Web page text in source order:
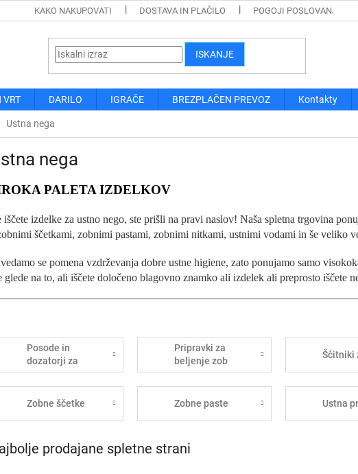
KAKO NAKUPOVATI DOSTAVA IN PLAČILO POGOJI POSLOVANJA
ISKANJE
VRT DARILO IGRAČE BREZPLAČEN PREVOZ Kontakty
Ustna nega
nega
PALETA IZDELKOV
iščete izdelke za ustno nego, ste prišli na pravi naslov! Naša spletna trgovina
ščetkami, zobnimi pastami, zobnimi nitkami, ustnimi vodami in še veliko
se pomena vzdrževanja dobre ustne higiene, zato ponujamo samo
glede na to, ali iščete določeno blagovno znamko ali izdelek ali preprosto iščete
Posode in
dozatorji za
zobno pasto
Pripravki za
beljenje zob
Ščitniki
Zobne ščetke Zobne paste Ustna
prodajane spletne strani